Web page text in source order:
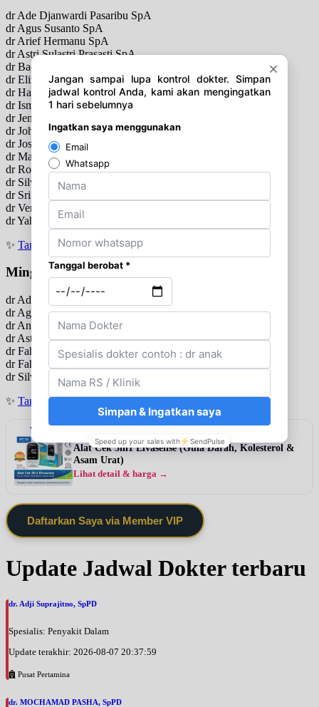
dr Ade Djanwardi Pasaribu SpA
dr Agus Susanto SpA
dr Arief Hermanu SpA
dr Astri Sulastri Prasasti SpA
dr Bachruddin Bachtiar SpA
dr Elizabeth Thea Rahmani SpA
dr Haryanti Fauzia Wulandari SpA
dr Isman Jafar SpA
dr Jenni Dahliana SpA ( K )
dr Johnwan Usman SpA
dr Jose Rizal Latief Batubara SpA
dr Magdalena SpP
dr Roy Amardiyanto SpA
dr Silvina Natalia Setyoso SpA
dr Sri Sulastri SpA
dr Vera Tantiyono SpA
dr Yahya Gunung Lubis SpA
✨ Tanya jadwal (Respon Cepat)
Minggu
dr Ade Djanwardi Pasaribu SpA
dr Agus Susanto SpA
dr Anita Halim SpA
dr Astri Sulastri Prasasti SpA
dr Fahmi Hasan SpA
dr Fahrul W Arbi SpA
dr Silvina Natalia Setyoso SpA
✨ Tanya jadwal (Respon Cepat)
Alat Cek 3in1 Elvasense (Gula Darah, Kolesterol &
Asam Urat)
Lihat detail & harga →
Daftarkan Saya via Member VIP
Update Jadwal Dokter terbaru
dr. Adji Suprajitno, SpPD
Spesialis: Penyakit Dalam
Update terakhir: 2026-08-07 20:37:59
Pusat Pertamina
dr. MOCHAMAD PASHA, SpPD